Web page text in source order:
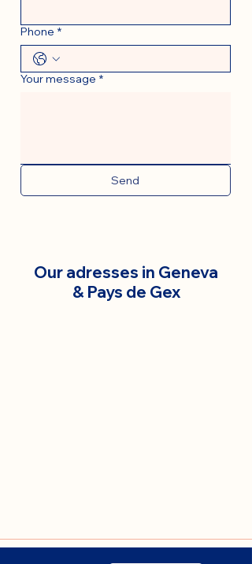
Phone *
Your message *
Send
Our adresses in Geneva
& Pays de Gex